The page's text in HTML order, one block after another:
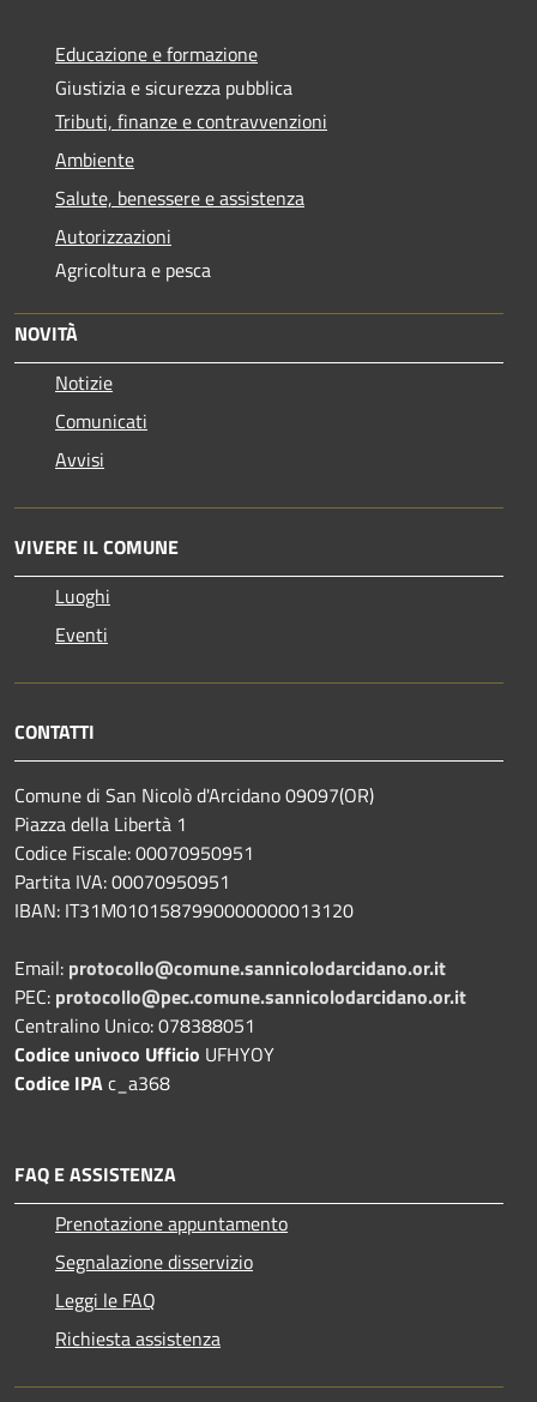
Educazione e formazione
Giustizia e sicurezza pubblica
Tributi, finanze e contravvenzioni
Ambiente
Salute, benessere e assistenza
Autorizzazioni
Agricoltura e pesca
NOVITÀ
Notizie
Comunicati
Avvisi
VIVERE IL COMUNE
Luoghi
Eventi
CONTATTI
Comune di San Nicolò d'Arcidano 09097(OR)
Piazza della Libertà 1
Codice Fiscale: 00070950951
Partita IVA: 00070950951
IBAN: IT31M0101587990000000013120
Email: protocollo@comune.sannicolodarcidano.or.it
PEC: protocollo@pec.comune.sannicolodarcidano.or.it
Centralino Unico: 078388051
Codice univoco Ufficio UFHYOY
Codice IPAc_a368
FAQ E ASSISTENZA
Prenotazione appuntamento
Segnalazione disservizio
Leggi le FAQ
Richiesta assistenza